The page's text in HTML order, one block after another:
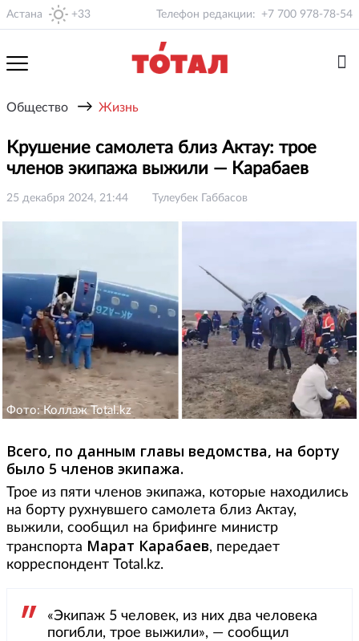
Астана +33 Телефон редакции: +7 700 978-78-54
Общество → Жизнь
Крушение самолета близ Актау: трое
членов экипажа выжили — Карабаев
25 декабря 2024, 21:44 Тулеубек Габбасов
Фото: Коллаж Total.kz
Всего, по данным главы ведомства, на борту
было 5 членов экипажа.
Трое из пяти членов экипажа, которые находились
на борту рухнувшего самолета близ Актау,
выжили, сообщил на брифинге министр
транспорта Марат Карабаев, передает
корреспондент Total.kz.
«Экипаж 5 человек, из них два человека
погибли, трое выжили», — сообщил